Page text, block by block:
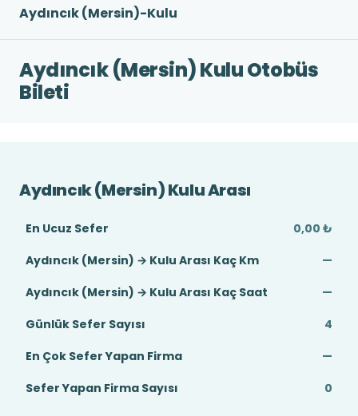
Aydıncık (Mersin)-Kulu
Aydıncık (Mersin) Kulu Otobüs
Bileti
Aydıncık (Mersin) Kulu Arası
En Ucuz Sefer
0,00 ₺
Aydıncık (Mersin) → Kulu Arası Kaç Km
—
Aydıncık (Mersin) → Kulu Arası Kaç Saat
—
Günlük Sefer Sayısı
4
En Çok Sefer Yapan Firma
—
Sefer Yapan Firma Sayısı
0